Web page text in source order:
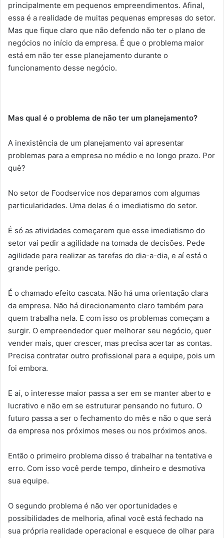
principalmente em pequenos empreendimentos. Afinal,
essa é a realidade de muitas pequenas empresas do setor.
Mas que fique claro que não defendo não ter o plano de
negócios no início da empresa. É que o problema maior
está em não ter esse planejamento durante o
funcionamento desse negócio.
Mas qual é o problema de não ter um planejamento?
A inexistência de um planejamento vai apresentar
problemas para a empresa no médio e no longo prazo. Por
quê?
No setor de Foodservice nos deparamos com algumas
particularidades. Uma delas é o imediatismo do setor.
É só as atividades começarem que esse imediatismo do
setor vai pedir a agilidade na tomada de decisões. Pede
agilidade para realizar as tarefas do dia-a-dia, e aí está o
grande perigo.
É o chamado efeito cascata. Não há uma orientação clara
da empresa. Não há direcionamento claro também para
quem trabalha nela. E com isso os problemas começam a
surgir. O empreendedor quer melhorar seu negócio, quer
vender mais, quer crescer, mas precisa acertar as contas.
Precisa contratar outro profissional para a equipe, pois um
foi embora.
E aí, o interesse maior passa a ser em se manter aberto e
lucrativo e não em se estruturar pensando no futuro. O
futuro passa a ser o fechamento do mês e não o que será
da empresa nos próximos meses ou nos próximos anos.
Então o primeiro problema disso é trabalhar na tentativa e
erro. Com isso você perde tempo, dinheiro e desmotiva
sua equipe.
O segundo problema é não ver oportunidades e
possibilidades de melhoria, afinal você está fechado na
sua própria realidade operacional e esquece de olhar para